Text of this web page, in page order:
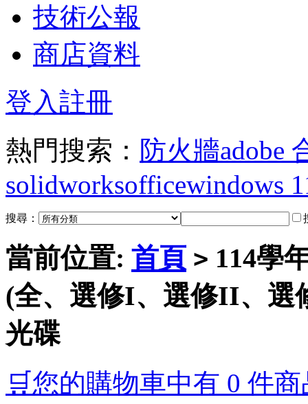
技術公報
商店資料
登入註冊
熱門搜索： 防火牆adobe
solidworksofficewindows
搜尋：
當前位置: 首頁 > 114學
(全、選修I、選修II、選
光碟
🛒您的購物車中有 0 件